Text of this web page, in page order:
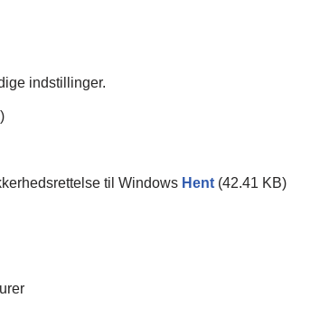
indstillinger.
til Windows Hent (42.41 KB)